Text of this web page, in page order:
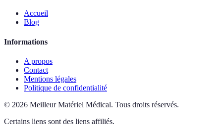
Accueil
Blog
Informations
A propos
Contact
Mentions légales
Politique de confidentialité
© 2026 Meilleur Matériel Médical. Tous droits réservés.
Certains liens sont des liens affiliés.